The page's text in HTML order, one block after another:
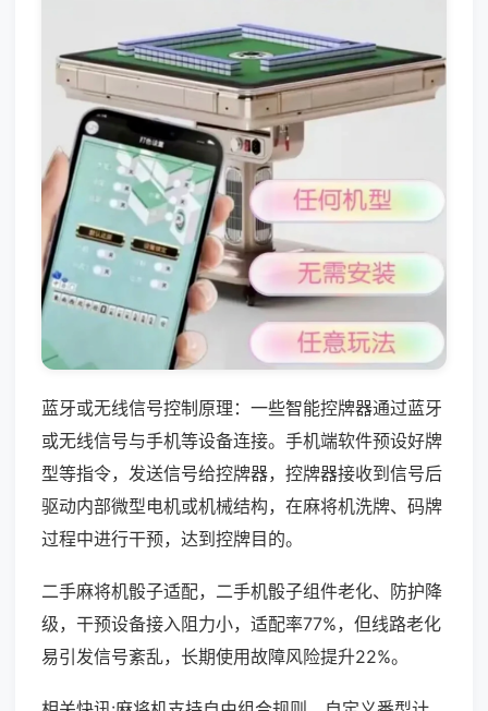
蓝牙或无线信号控制原理：一些智能控牌器通过蓝牙
或无线信号与手机等设备连接。手机端软件预设好牌
型等指令，发送信号给控牌器，控牌器接收到信号后
驱动内部微型电机或机械结构，在麻将机洗牌、码牌
过程中进行干预，达到控牌目的。
二手麻将机骰子适配，二手机骰子组件老化、防护降
级，干预设备接入阻力小，适配率77%，但线路老化
易引发信号紊乱，长期使用故障风险提升22%。